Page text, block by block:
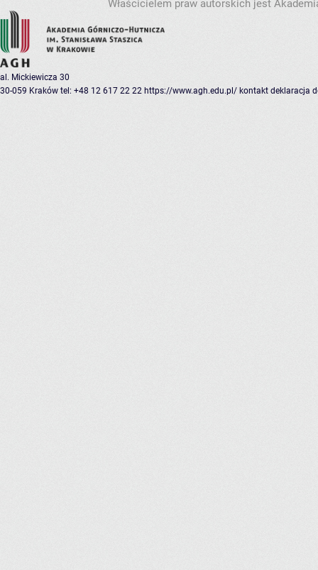
Właścicielem praw autorskich jest
al. Mickiewicza 30
30-059 Kraków tel: +48 12 617 22 22 https://www.agh.edu.pl/ kontakt deklaracja